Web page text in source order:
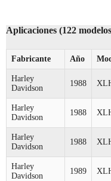
Aplicaciones (122
Fabricante Año
Harley
Davidson
1988
Harley
Davidson
1988
Harley
Davidson
1988
Harley
Davidson
1989